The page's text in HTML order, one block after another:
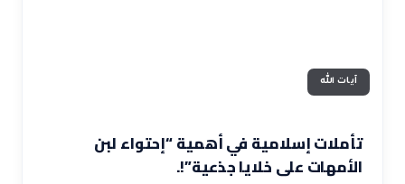
آيات الله
تأملات إسلامية في أهمية “إحتواء لبن
الأمهات على خلايا جذعية”!.